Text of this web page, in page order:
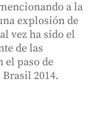
a la
explosión de
vez ha sido el
de las
paso de
2014.